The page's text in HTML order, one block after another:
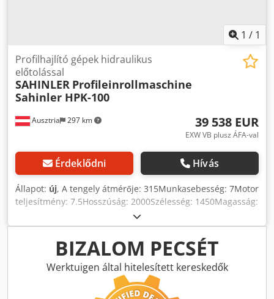
1 / 1
Ausztria 297 km
Profilhajlító gépek hidraulikus
előtolással
SAHINLER Profileinrollmaschine
Sahinler HPK-100
39 538 EUR
EXW VB plusz ÁFA-val
Érdeklődni Hívás
Állapot: új, A tengely átmérője: 315Munkasebesség: 7Motor
teljesítmény: 7.5Hosszúság: 2000Szélesség: 1450Magasság:
1700Súly kb.: 3650 Műszaki adatok: - Hegesztett
acélszerkezetű váz - 3 görgőt hajtanak Dwsdpfx Aijh
Aliceuoa - Nagy szilárdságú speciális acélból készült edzett
és csiszolt tengelyek - A görgők edzettek és csiszoltak -
Vízszintes és függőleges munkapozíció - Edzett szabványos
görgők - Mobil vezérlőpanel - Szög oldalsó vezető görgők -
Fékmotorral felszerelve a precíziós hajlításhoz - Digitális
BIZALOM PECSÉT
Werktuigen által hitelesített kereskedők